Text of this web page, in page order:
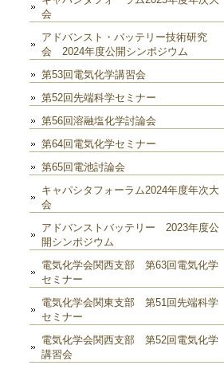
会
アドバンスト・バッテリー技術研究
会 2024年度公開シンポジウム
第53回電気化学講習会
第52回先端科学セミナー
第56回溶融塩化学討論会
第64回電気化学セミナー
第65回電池討論会
キャパシタフォーラム2024年度年次大
会
アドバンストバッテリー 2023年度公
開シンポジウム
電気化学会関西支部 第63回電気化学
セミナー
電気化学会関東支部 第51回先端科学
セミナー
電気化学会関西支部 第52回電気化学
講習会